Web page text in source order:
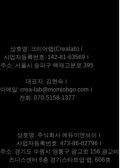
상호명: 크리어랩(Crealab)
사업자등록번호: 142-81-63569
주소: 서울시 송파구 백제고분로 395
대표자: 김현숙
이메일: crea-lab@momjobgo.com
전화: 070-5158-1377
상호명: 주식회사 에듀이엔브이
사업자등록번호: 473-86-02796
주소: 경기도 수원시 영통구 광교로 156 광교비
즈니스센터 6층 경기스타트업 랩, 606호